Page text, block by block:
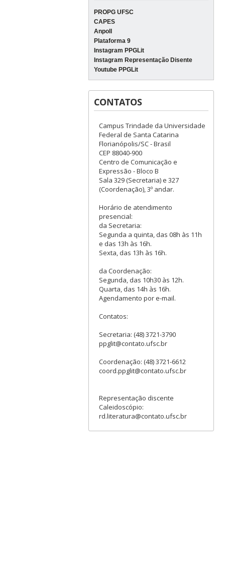
PROPG UFSC
CAPES
Anpoll
Plataforma 9
Instagram PPGLit
Instagram Representação Disente
Youtube PPGLit
CONTATOS
Campus Trindade da Universidade
Federal de Santa Catarina
Florianópolis/SC - Brasil
CEP 88040-900
Centro de Comunicação e
Expressão - Bloco B
Sala 329 (Secretaria) e 327
(Coordenação), 3º andar.
Horário de atendimento
presencial:
da Secretaria:
Segunda a quinta, das 08h às 11h
e das 13h às 16h.
Sexta, das 13h às 16h.
da Coordenação:
Segunda, das 10h30 às 12h.
Quarta, das 14h às 16h.
Agendamento por e-mail.
Contatos:
Secretaria: (48) 3721-3790
ppglit@contato.ufsc.br
Coordenação: (48) 3721-6612
coord.ppglit@contato.ufsc.br
Representação discente
Caleidoscópio:
rd.literatura@contato.ufsc.br